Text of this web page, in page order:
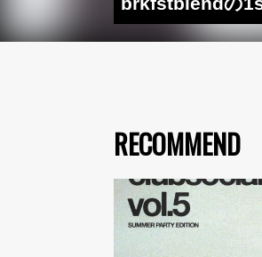
RECOMMEND